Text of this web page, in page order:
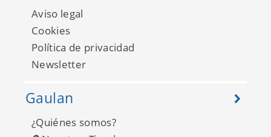
Aviso legal
Cookies
Política de privacidad
Newsletter
Gaulan
¿Quiénes somos?